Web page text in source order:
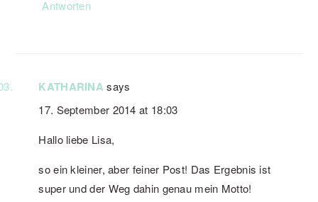
Antworten
KATHARINA says
17. September 2014 at 18:03
Hallo liebe Lisa,
so ein kleiner, aber feiner Post! Das Ergebnis ist
super und der Weg dahin genau mein Motto!